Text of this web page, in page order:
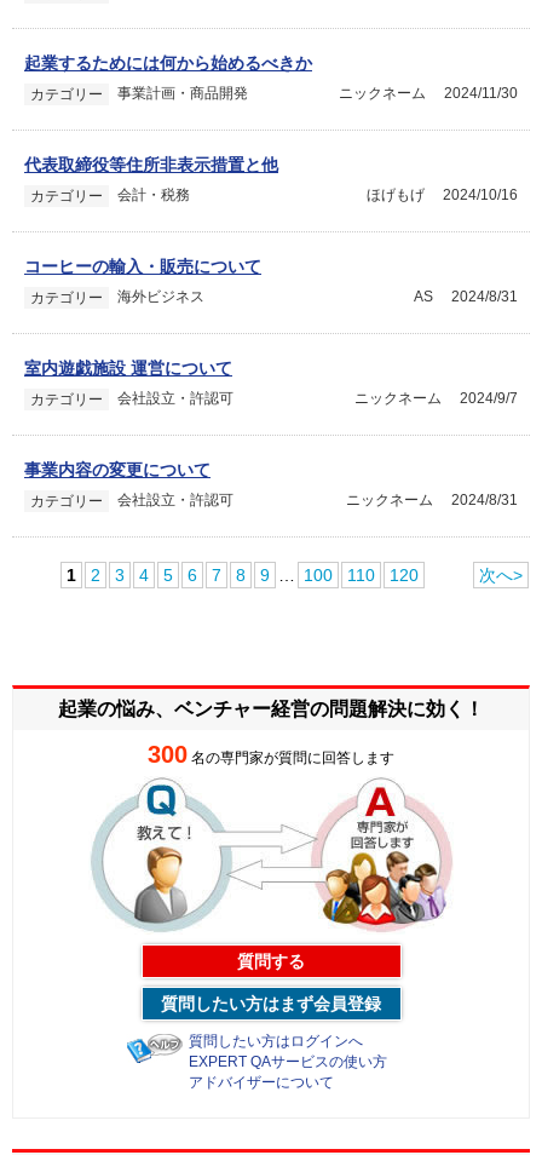
起業するためには何から始めるべきか
カテゴリー 事業計画・商品開発 2024/11/30
ニックネーム
代表取締役等住所非表示措置と他
カテゴリー 会計・税務 2024/10/16
ほげもげ
コーヒーの輸入・販売について
カテゴリー 海外ビジネス 2024/8/31
AS
室内遊戯施設 運営について
カテゴリー 会社設立・許認可 2024/9/7
ニックネーム
事業内容の変更について
カテゴリー 会社設立・許認可 2024/8/31
ニックネーム
1 2 3 4 5 6 7 8 9 100 110 120 次へ>
起業の悩み、ベンチャー経営の問題解決に効く！
300 名の専門家が質問に回答します
質問する
質問したい方はまず会員登録
質問したい方はログインへ
EXPERT QAサービスの使い方
アドバイザーについて